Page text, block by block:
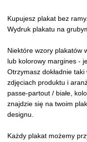
Kupujesz plakat bez ramy.
Wydruk plakatu na
Niektóre wzory plakatów
lub kolorowy margines -
Otrzymasz dokładnie
zdjęciach produktu i
passe-partout / białe,
znajdzie się na twoim
designu.
Każdy plakat możemy